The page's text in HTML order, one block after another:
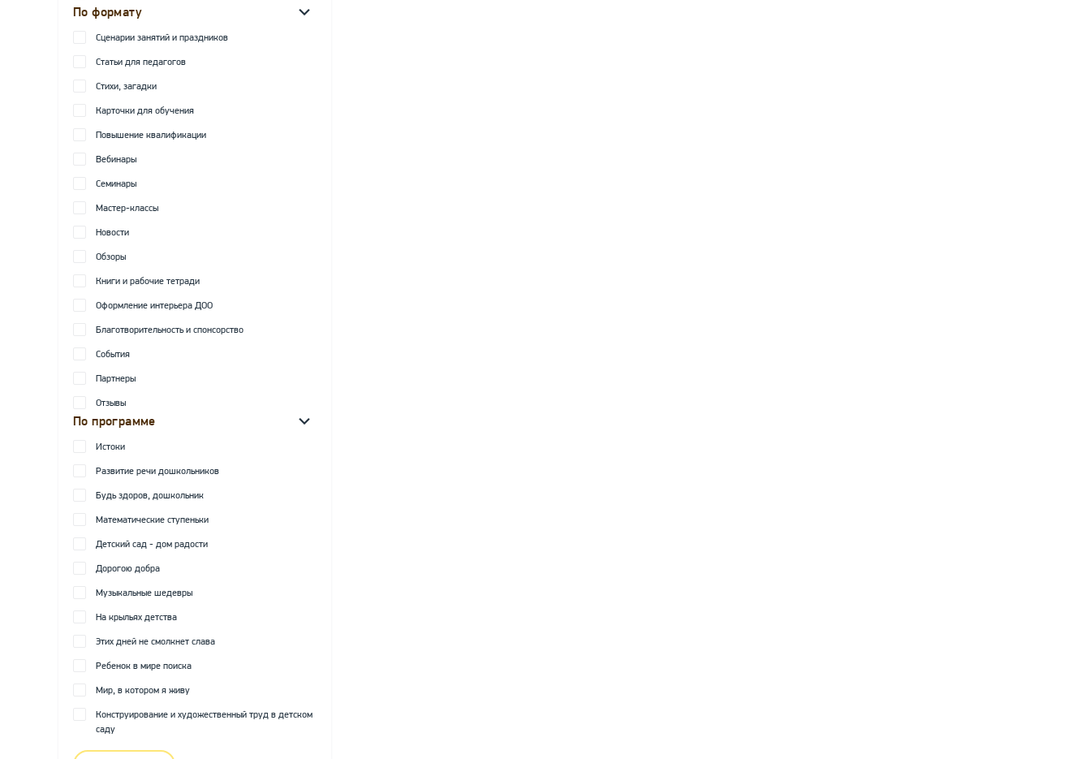
По формату
Сценарии занятий и праздников
Статьи для педагогов
Стихи, загадки
Карточки для обучения
Повышение квалификации
Вебинары
Семинары
Мастер-классы
Новости
Обзоры
Книги и рабочие тетради
Оформление интерьера ДОО
Благотворительность и спонсорство
События
Партнеры
Отзывы
По программе
Истоки
Развитие речи дошкольников
Будь здоров, дошкольник
Математические ступеньки
Детский сад - дом радости
Дорогою добра
Музыкальные шедевры
На крыльях детства
Этих дней не смолкнет слава
Ребенок в мире поиска
Мир, в котором я живу
Конструирование и художественный труд в детском
саду